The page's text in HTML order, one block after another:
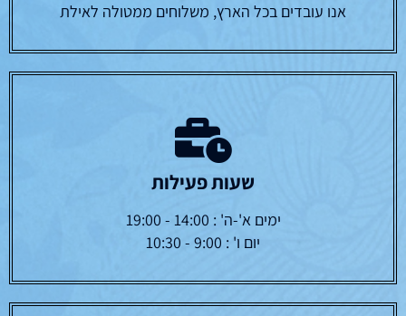
אנו עובדים בכל הארץ, משלוחים ממטולה לאילת
שעות פעילות
ימים א'-ה' : 14:00 - 19:00
יום ו' : 9:00 - 10:30